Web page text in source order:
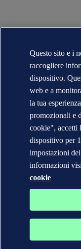
Questo sito e i
raccogliere
dispositivo.
web e a
la tua
promozionali e
cookie", accetti
dispositivo per
impostazioni
informazioni
cookie